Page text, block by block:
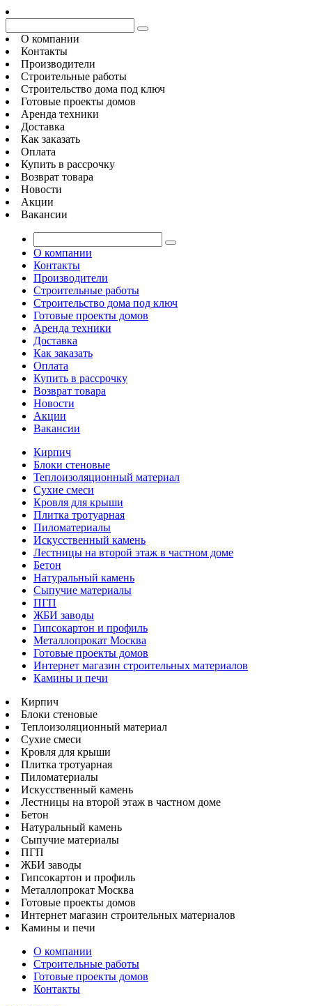
О компании
Контакты
Производители
Строительные работы
Строительство дома под ключ
Готовые проекты домов
Аренда техники
Доставка
Как заказать
Оплата
Купить в рассрочку
Возврат товара
Новости
Акции
Вакансии
О компании
Контакты
Производители
Строительные работы
Строительство дома под ключ
Готовые проекты домов
Аренда техники
Доставка
Как заказать
Оплата
Купить в рассрочку
Возврат товара
Новости
Акции
Вакансии
Кирпич
Блоки стеновые
Теплоизоляционный материал
Сухие смеси
Кровля для крыши
Плитка тротуарная
Пиломатериалы
Искусственный камень
Лестницы на второй этаж в частном доме
Бетон
Натуральный камень
Сыпучие материалы
ПГП
ЖБИ заводы
Гипсокартон и профиль
Металлопрокат Москва
Готовые проекты домов
Интернет магазин строительных материалов
Камины и печи
Кирпич
Блоки стеновые
Теплоизоляционный материал
Сухие смеси
Кровля для крыши
Плитка тротуарная
Пиломатериалы
Искусственный камень
Лестницы на второй этаж в частном доме
Бетон
Натуральный камень
Сыпучие материалы
ПГП
ЖБИ заводы
Гипсокартон и профиль
Металлопрокат Москва
Готовые проекты домов
Интернет магазин строительных материалов
Камины и печи
О компании
Строительные работы
Готовые проекты домов
Контакты